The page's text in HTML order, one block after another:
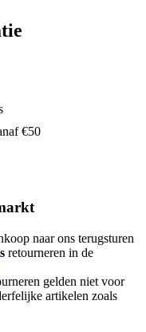
€50
naar ons terugsturen
retourneren in de
gelden niet voor
artikelen zoals